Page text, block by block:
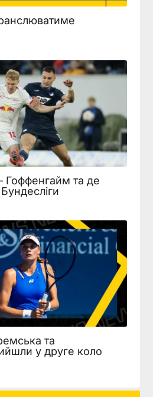
Гоффенгайм та де
та
у друге коло